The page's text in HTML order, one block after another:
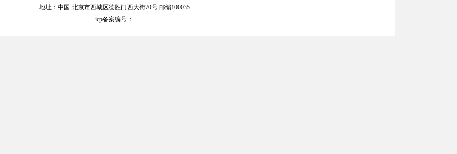
地址：中国·北京市西城区德胜门西大街70号 邮编100035
icp备案编号：